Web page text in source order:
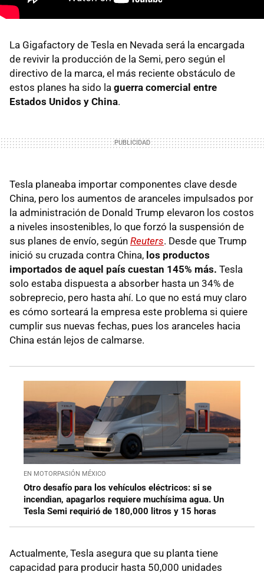
La Gigafactory de Tesla en Nevada será la encargada
de revivir la producción de la Semi, pero según el
directivo de la marca, el más reciente obstáculo de
estos planes ha sido la guerra comercial entre
Estados Unidos y China.
Tesla planeaba importar componentes clave desde
China, pero los aumentos de aranceles impulsados por
la administración de Donald Trump elevaron los costos
a niveles insostenibles, lo que forzó la suspensión de
sus planes de envío, según Reuters. Desde que Trump
inició su cruzada contra China, los productos
importados de aquel país cuestan 145% más. Tesla
solo estaba dispuesta a absorber hasta un 34% de
sobreprecio, pero hasta ahí. Lo que no está muy claro
es cómo sorteará la empresa este problema si quiere
cumplir sus nuevas fechas, pues los aranceles hacia
China están lejos de calmarse.
EN MOTORPASIÓN MÉXICO
Otro desafío para los vehículos eléctricos: si se
incendian, apagarlos requiere muchísima agua. Un
Tesla Semi requirió de 180,000 litros y 15 horas
Actualmente, Tesla asegura que su planta tiene
capacidad para producir hasta 50,000 unidades